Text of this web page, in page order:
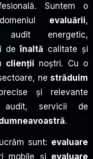
Suntem o
evaluării,
energetic,
deînaltă calitate și
clienții noștri. Cu o
ne străduim
și relevante
servicii de
.
sunt: evaluare
mobile și evaluare